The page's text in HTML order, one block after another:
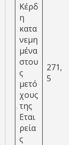
Κέρδ
η
κατα
νεμη
μένα
στου
ς
μετό
χους
της
Εται
ρεία
ς
271,
5